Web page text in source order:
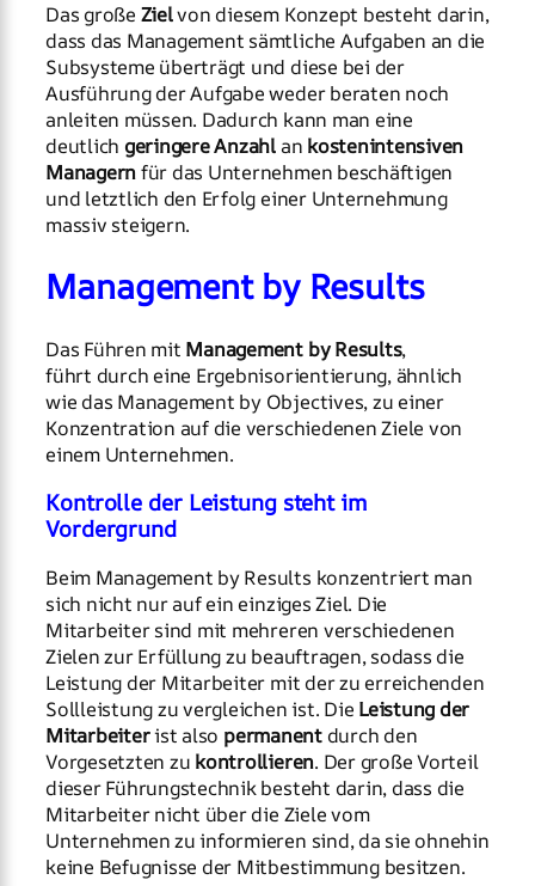
Das große Zielvon diesem Konzept besteht darin,
dass das Management sämtliche Aufgaben an die
Subsysteme überträgt und diese bei der
Ausführung der Aufgabe weder beraten noch
anleiten müssen. Dadurch kann man eine
deutlich geringere Anzahlan kostenintensiven
Managernfür das Unternehmen beschäftigen
und letztlich den Erfolg einer Unternehmung
massiv steigern.
Management by Results
Das Führen mit Management by Results,
führt durch eine Ergebnisorientierung, ähnlich
wie das Management by Objectives, zu einer
Konzentration auf die verschiedenen Ziele von
einem Unternehmen.
Kontrolle der Leistung steht im
Vordergrund
Beim Management by Results konzentriert man
sich nicht nur auf ein einziges Ziel. Die
Mitarbeiter sind mit mehreren verschiedenen
Zielen zur Erfüllung zu beauftragen, sodass die
Leistung der Mitarbeiter mit der zu erreichenden
Sollleistung zu vergleichen ist. Die Leistung der
Mitarbeiterist also permanentdurch den
Vorgesetzten zu kontrollieren. Der große Vorteil
dieser Führungstechnik besteht darin, dass die
Mitarbeiter nicht über die Ziele vom
Unternehmen zu informieren sind, da sie ohnehin
keine Befugnisse der Mitbestimmung besitzen.